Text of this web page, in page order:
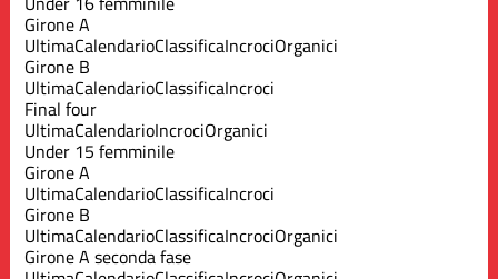
Girone A
UltimaCalendarioClassificaIncrociOrganici
Girone B
UltimaCalendarioClassificaIncroci
Final four
UltimaCalendarioIncrociOrganici
Under 15 femminile
Girone A
UltimaCalendarioClassificaIncroci
Girone B
UltimaCalendarioClassificaIncrociOrganici
Girone A seconda fase